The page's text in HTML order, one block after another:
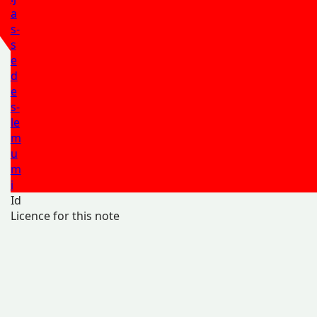
a
s-
s
e
d
e
s-
le
m
u
m
i
Id
Licence for this note